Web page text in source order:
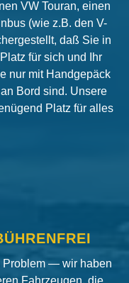
VW Touran, einen
(wie z.B. den V-
daß Sie in
für sich und Ihr
nur mit Handgepäck
Bord sind. Unsere
Platz für alles
Problem — wir haben
Fahrzeugen, die